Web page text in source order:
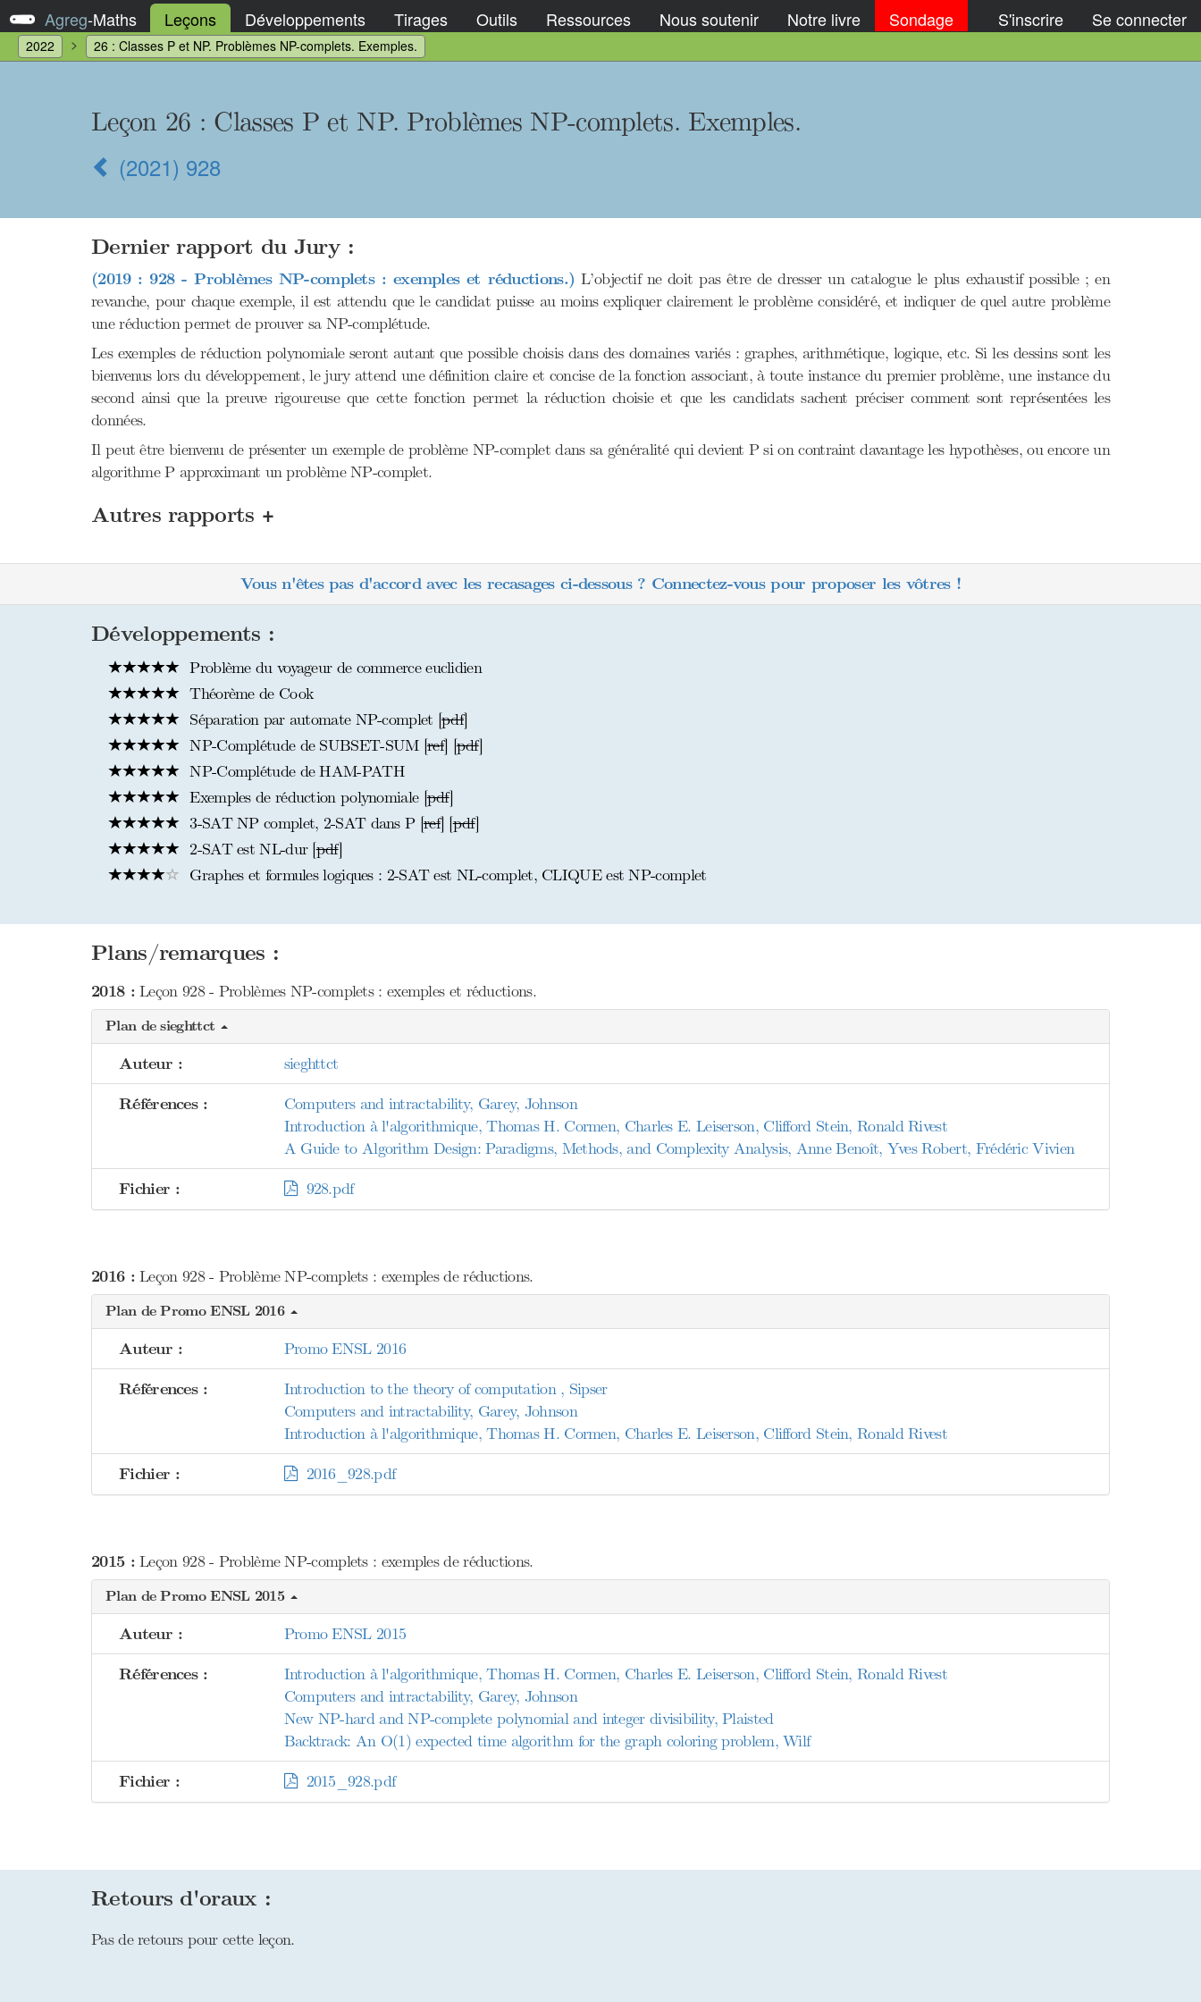
Agreg-Maths Leçons Développements Tirages Outils Ressources Nous soutenir Notre livre Sondage S'inscrire Se connecter
2022 26 : Classes P et NP. Problèmes NP-complets. Exemples.
Leçon 26 : Classes P et NP. Problèmes NP-complets. Exemples.
(2021) 928
Dernier rapport du Jury :
(2019 : 928 - Problèmes NP-complets : exemples et réductions.) L’objectif ne doit pas être de dresser un catalogue le plus exhaustif possible ; en
revanche, pour chaque exemple, il est attendu que le candidat puisse au moins expliquer clairement le problème considéré, et indiquer de quel autre problème
une réduction permet de prouver sa NP-complétude.
Les exemples de réduction polynomiale seront autant que possible choisis dans des domaines variés : graphes, arithmétique, logique, etc. Si les dessins sont les
bienvenus lors du développement, le jury attend une définition claire et concise de la fonction associant, à toute instance du premier problème, une instance du
second ainsi que la preuve rigoureuse que cette fonction permet la réduction choisie et que les candidats sachent préciser comment sont représentées les
données.
Il peut être bienvenu de présenter un exemple de problème NP-complet dans sa généralité qui devient P si on contraint davantage les hypothèses, ou encore un
algorithme P approximant un problème NP-complet.
Autres rapports +
Vous n'êtes pas d'accord avec les recasages ci-dessous ? Connectez-vous pour proposer les vôtres !
Développements :
Problème du voyageur de commerce euclidien
Théorème de Cook
Séparation par automate NP-complet [pdf]
NP-Complétude de SUBSET-SUM [ref] [pdf]
NP-Complétude de HAM-PATH
Exemples de réduction polynomiale [pdf]
3-SAT NP complet, 2-SAT dans P [ref] [pdf]
2-SAT est NL-dur [pdf]
Graphes et formules logiques : 2-SAT est NL-complet, CLIQUE est NP-complet
Plans/remarques :
2018 :Leçon 928 - Problèmes NP-complets : exemples et réductions.
Plan de sieghttct
Auteur : sieghttct
Références :
Computers and intractability, Garey, Johnson
Introduction à l'algorithmique, Thomas H. Cormen, Charles E. Leiserson, Clifford Stein, Ronald Rivest
A Guide to Algorithm Design: Paradigms, Methods, and Complexity Analysis, Anne Benoît, Yves Robert, Frédéric Vivien
Fichier : 928.pdf
2016 :Leçon 928 - Problème NP-complets : exemples de réductions.
Plan de Promo ENSL 2016
Auteur : Promo ENSL 2016
Références :
Introduction to the theory of computation , Sipser
Computers and intractability, Garey, Johnson
Introduction à l'algorithmique, Thomas H. Cormen, Charles E. Leiserson, Clifford Stein, Ronald Rivest
Fichier : 2016_928.pdf
2015 :Leçon 928 - Problème NP-complets : exemples de réductions.
Plan de Promo ENSL 2015
Auteur : Promo ENSL 2015
Références :
Introduction à l'algorithmique, Thomas H. Cormen, Charles E. Leiserson, Clifford Stein, Ronald Rivest
Computers and intractability, Garey, Johnson
New NP-hard and NP-complete polynomial and integer divisibility, Plaisted
Backtrack: An O(1) expected time algorithm for the graph coloring problem, Wilf
Fichier : 2015_928.pdf
Retours d'oraux :
Pas de retours pour cette leçon.